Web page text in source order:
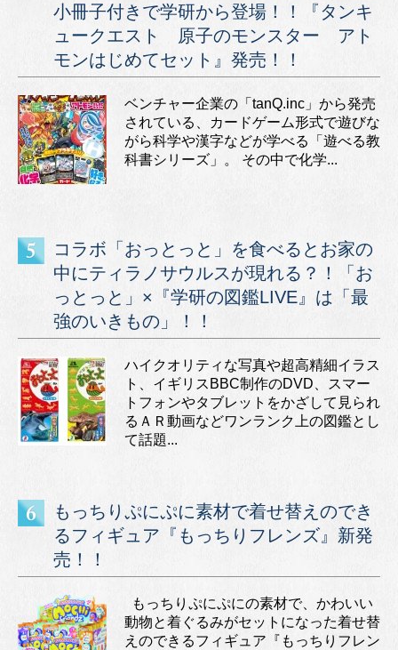
小冊子付きで学研から登場！！『タンキ
ュークエスト 原子のモンスター アト
モンはじめてセット』発売！！
ベンチャー企業の「tanQ.inc」から発売
されている、カードゲーム形式で遊びな
がら科学や漢字などが学べる「遊べる教
科書シリーズ」。 その中で化学...
コラボ「おっとっと」を食べるとお家の
中にティラノサウルスが現れる？！「お
っとっと」×『学研の図鑑LIVE』は「最
強のいきもの」！！
ハイクオリティな写真や超高精細イラス
ト、イギリスBBC制作のDVD、スマー
トフォンやタブレットをかざして見られ
るＡＲ動画などワンランク上の図鑑とし
て話題...
もっちりぷにぷに素材で着せ替えのでき
るフィギュア『もっちりフレンズ』新発
売！！
もっちりぷにぷにの素材で、かわいい
動物と着ぐるみがセットになった着せ替
えのできるフィギュア『もっちりフレン